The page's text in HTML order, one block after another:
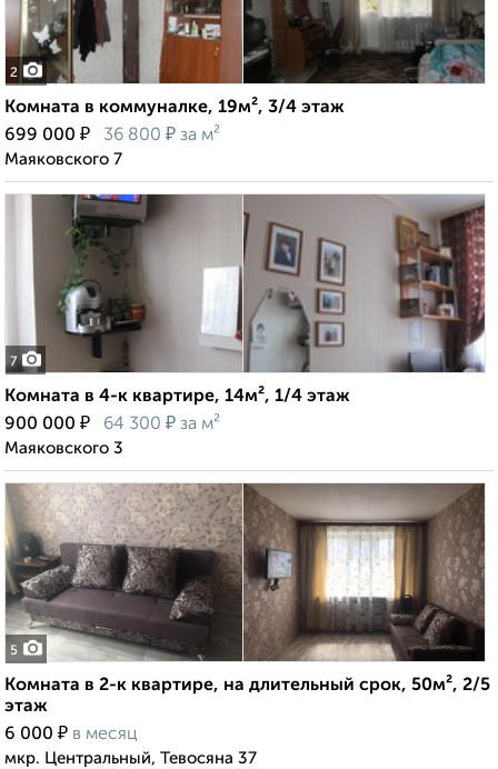
2
Комната в коммуналке, 19м², 3/4 этаж
699 000 ₽ 36 800 ₽ за м²
Маяковского 7
7
Комната в 4-к квартире, 14м², 1/4 этаж
900 000 ₽ 64 300 ₽ за м²
Маяковского 3
5
Комната в 2-к квартире, на длительный срок, 50м², 2/5
этаж
6 000 ₽ в месяц
мкр. Центральный, Тевосяна 37